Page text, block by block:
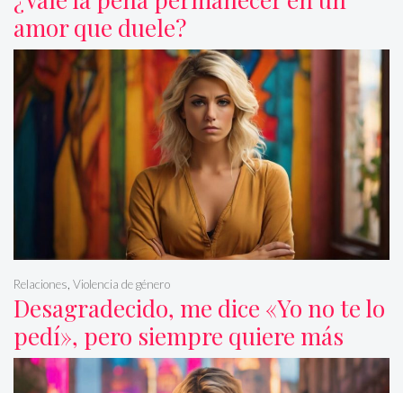
amor que duele?
Desagradecido, me dice «Yo no te lo
pedí», pero siempre quiere más
Relaciones, Violencia de género